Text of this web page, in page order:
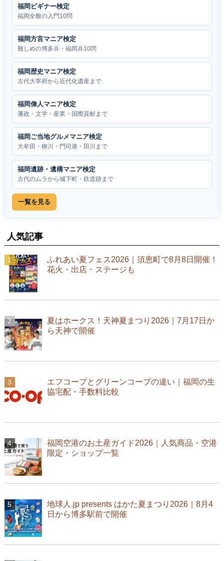
福岡ビギナー検定
福岡全般の入門10問
福岡方言マニア検定
難しめの博多弁・福岡弁10問
福岡歴史マニア検定
古代大宰府から近代化遺産まで
福岡偉人マニア検定
藩政・文学・産業・国際貢献まで
福岡ご当地グルメマニア検定
大牟田・柳川・門司港・田川まで
福岡遺跡・遺構マニア検定
古代のムラから城下町・鉄道跡まで
一覧を見る
人気記事
ふれあい夏フェス2026｜須恵町で8月8日開催！
花火・出店・ステージも
夏はホークス！天神夏まつり2026｜7月17日か
ら天神で開催
エフコープとグリーンコープの違い｜福岡の生
協宅配・手数料比較
福岡空港のお土産ガイド2026｜人気商品・空港
限定・ショップ一覧
地球人.jp presents はかた夏まつり2026｜8月4
日から博多駅前で開催